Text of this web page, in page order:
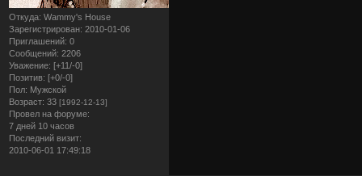
Откуда: Wammy's House
Зарегистрирован: 2010-01-06
Приглашений: 0
Сообщений: 2206
Уважение: [+11/-0]
Позитив: [+0/-0]
Пол: Мужской
Возраст: 33 [1992-12-13]
Провел на форуме:
7 дней 10 часов
Последний визит:
2010-06-01 17:49:18